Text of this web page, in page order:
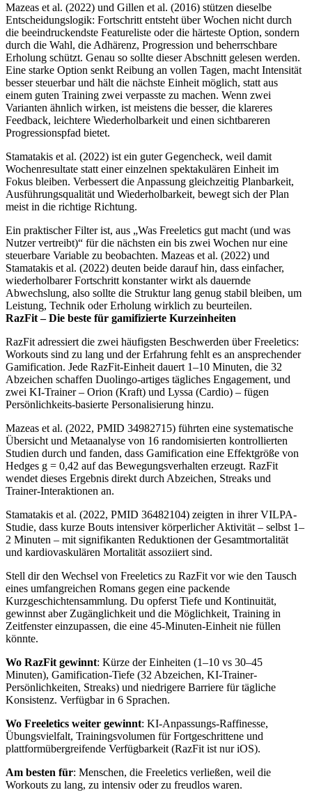
Mazeas et al. (2022) und Gillen et al. (2016) stützen dieselbe
Entscheidungslogik: Fortschritt entsteht über Wochen nicht durch
die beeindruckendste Featureliste oder die härteste Option, sondern
durch die Wahl, die Adhärenz, Progression und beherrschbare
Erholung schützt. Genau so sollte dieser Abschnitt gelesen werden.
Eine starke Option senkt Reibung an vollen Tagen, macht Intensität
besser steuerbar und hält die nächste Einheit möglich, statt aus
einem guten Training zwei verpasste zu machen. Wenn zwei
Varianten ähnlich wirken, ist meistens die besser, die klareres
Feedback, leichtere Wiederholbarkeit und einen sichtbareren
Progressionspfad bietet.
Stamatakis et al. (2022) ist ein guter Gegencheck, weil damit
Wochenresultate statt einer einzelnen spektakulären Einheit im
Fokus bleiben. Verbessert die Anpassung gleichzeitig Planbarkeit,
Ausführungsqualität und Wiederholbarkeit, bewegt sich der Plan
meist in die richtige Richtung.
Ein praktischer Filter ist, aus „Was Freeletics gut macht (und was
Nutzer vertreibt)“ für die nächsten ein bis zwei Wochen nur eine
steuerbare Variable zu beobachten. Mazeas et al. (2022) und
Stamatakis et al. (2022) deuten beide darauf hin, dass einfacher,
wiederholbarer Fortschritt konstanter wirkt als dauernde
Abwechslung, also sollte die Struktur lang genug stabil bleiben, um
Leistung, Technik oder Erholung wirklich zu beurteilen.
RazFit – Die beste für gamifizierte Kurzeinheiten
RazFit adressiert die zwei häufigsten Beschwerden über Freeletics:
Workouts sind zu lang und der Erfahrung fehlt es an ansprechender
Gamification. Jede RazFit-Einheit dauert 1–10 Minuten, die 32
Abzeichen schaffen Duolingo-artiges tägliches Engagement, und
zwei KI-Trainer – Orion (Kraft) und Lyssa (Cardio) – fügen
Persönlichkeits-basierte Personalisierung hinzu.
Mazeas et al. (2022, PMID 34982715) führten eine systematische
Übersicht und Metaanalyse von 16 randomisierten kontrollierten
Studien durch und fanden, dass Gamification eine Effektgröße von
Hedges g = 0,42 auf das Bewegungsverhalten erzeugt. RazFit
wendet dieses Ergebnis direkt durch Abzeichen, Streaks und
Trainer-Interaktionen an.
Stamatakis et al. (2022, PMID 36482104) zeigten in ihrer VILPA-
Studie, dass kurze Bouts intensiver körperlicher Aktivität – selbst 1–
2 Minuten – mit signifikanten Reduktionen der Gesamtmortalität
und kardiovaskulären Mortalität assoziiert sind.
Stell dir den Wechsel von Freeletics zu RazFit vor wie den Tausch
eines umfangreichen Romans gegen eine packende
Kurzgeschichtensammlung. Du opferst Tiefe und Kontinuität,
gewinnst aber Zugänglichkeit und die Möglichkeit, Training in
Zeitfenster einzupassen, die eine 45-Minuten-Einheit nie füllen
könnte.
Wo RazFit gewinnt: Kürze der Einheiten (1–10 vs 30–45
Minuten), Gamification-Tiefe (32 Abzeichen, KI-Trainer-
Persönlichkeiten, Streaks) und niedrigere Barriere für tägliche
Konsistenz. Verfügbar in 6 Sprachen.
Wo Freeletics weiter gewinnt: KI-Anpassungs-Raffinesse,
Übungsvielfalt, Trainingsvolumen für Fortgeschrittene und
plattformübergreifende Verfügbarkeit (RazFit ist nur iOS).
Am besten für: Menschen, die Freeletics verließen, weil die
Workouts zu lang, zu intensiv oder zu freudlos waren.